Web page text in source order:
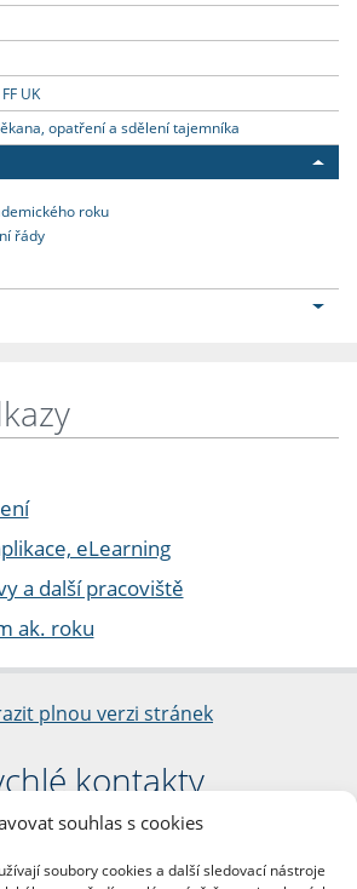
souhlas s cookies
soubory cookies a další sledovací nástroje
UK
opatření a sdělení tajemníka
roku
řády
eLearning
a další pracoviště
ak. roku
plnou verzi stránek
kontakty
Filozofická fakulta
Jana Palacha 1/2